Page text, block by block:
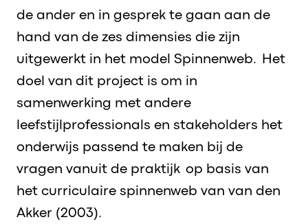
de ander en in gesprek te gaan aan de
hand van de zes dimensies die zijn
uitgewerkt in het model Spinnenweb.
Het
doel van dit project is om in
samenwerking met andere
leefstijlprofessionals en stakeholders het
onderwijs passend te maken bij de
vragen vanuit de praktijk op basis van
het curriculaire spinnenweb van van den
Akker (2003).